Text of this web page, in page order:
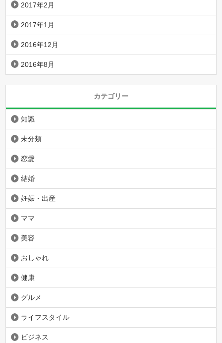
2017年2月
2017年1月
2016年12月
2016年8月
カテゴリー
知識
未分類
恋愛
結婚
妊娠・出産
ママ
美容
おしゃれ
健康
グルメ
ライフスタイル
ビジネス